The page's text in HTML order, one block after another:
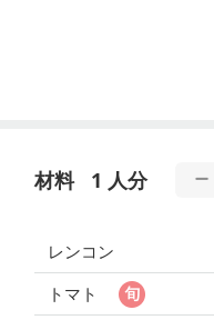
材料 1 人分
レンコン
トマト